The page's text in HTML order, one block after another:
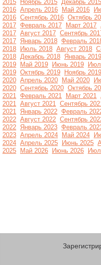
2015
Ноябрь 2015 Декабрь 2015
2016 Апрель 2016 Май 2016
2016 Сентябрь 2016 Октябрь
2017 Февраль 2017 Март 2017
2017 Август 2017 Сентябрь
2017 Январь 2018 Февраль
2018
Июль 2018 Август 2018
2018 Декабрь 2018 Январь 2019
2019
Май 2019 Июнь 2019
2019 Октябрь 2019
Ноябрь 2019
2020 Апрель 2020 Май 2020
2020 Сентябрь 2020 Октябрь
2021 Февраль 2021 Март 2021
2021 Август 2021 Сентябрь
2021 Январь 2022 Февраль
2022 Август 2022 Сентябрь
2022 Январь 2023 Февраль
2023 Апрель 2024 Май 2024
2024 Апрель 2025 Июнь 2025
2025
Май 2026 Июнь 2026